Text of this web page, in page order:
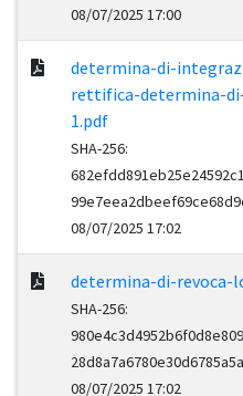
08/07/2025 17:00
determina-di-
rettifica-determina-
1.pdf
SHA-256:
08/07/2025 17:02
determina-di-revoca-
SHA-256:
08/07/2025 17:02